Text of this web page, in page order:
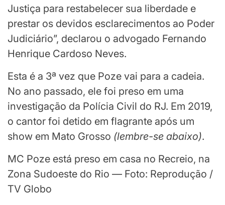
Justiça para restabelecer sua liberdade e
prestar os devidos esclarecimentos ao Poder
Judiciário”, declarou o advogado Fernando
Henrique Cardoso Neves.
Esta é a 3ª vez que Poze vai para a cadeia.
No ano passado, ele foi preso em uma
investigação da Polícia Civil do RJ. Em 2019,
o cantor foi detido em flagrante após um
show em Mato Grosso (lembre-se abaixo).
MC Poze está preso em casa no Recreio, na
Zona Sudoeste do Rio — Foto: Reprodução /
TV Globo